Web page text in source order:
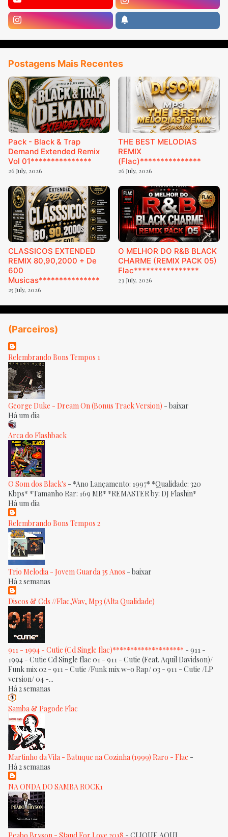
Postagens Mais Recentes
Pack - Black & Trap
Demand Extended Remix
Vol 01***************
26 July, 2026
THE BEST MELODIAS
REMIX
(Flac)***************
26 July, 2026
CLASSICOS EXTENDED
REMIX 80,90,2000 + De
600
Musicas***************
25 July, 2026
O MELHOR DO R&B BLACK
CHARME (REMIX PACK 05)
Flac****************
23 July, 2026
(Parceiros)
Relembrando Bons Tempos 1
George Duke - Dream On (Bonus Track Version) - baixar
Há um dia
Arca do Flashback
O Som dos Black's - *Ano Lançamento: 1997* *Qualidade: 320
Kbps* *Tamanho Rar: 169 MB* *REMASTER by: DJ Flashin*
Há um dia
Relembrando Bons Tempos 2
Trio Melodia - Jovem Guarda 35 Anos - baixar
Há 2 semanas
Discos & Cds //Flac,Wav, Mp3 (Alta Qualidade)
911 - 1994 - Cutie (Cd Single flac)******************** - 911 -
1994 - Cutie Cd Single flac 01 - 911 - Cutie (Feat. Aquil Davidson)/
Funk mix 02 - 911 - Cutie /Funk mix w-o Rap/ 03 - 911 - Cutie /LP
version/ 04 -...
Há 2 semanas
Samba & Pagode Flac
Martinho da Vila - Batuque na Cozinha (1999) Raro - Flac -
Há 2 semanas
NA ONDA DO SAMBA ROCK1